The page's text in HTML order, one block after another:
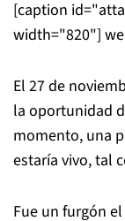
[caption
width="820"]
El 27 de
la oportunidad
momento, una
estaría vivo, tal
Fue un furgón